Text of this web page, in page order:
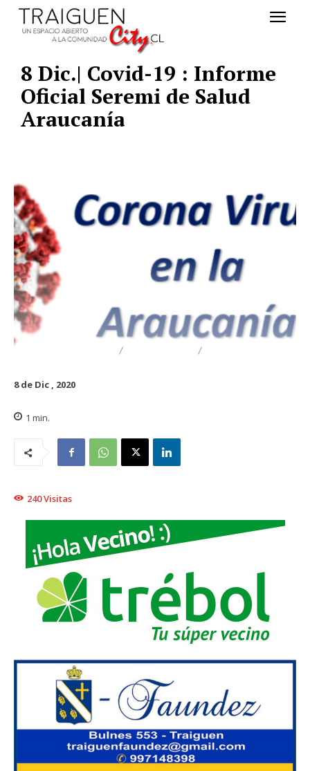
8 Dic.| Covid-19 : Informe
Oficial Seremi de Salud
Araucanía
8 de Dic , 2020
1 min.
240Visitas